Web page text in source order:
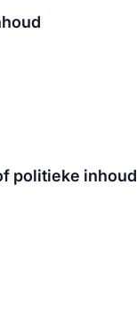
politieke inhoud